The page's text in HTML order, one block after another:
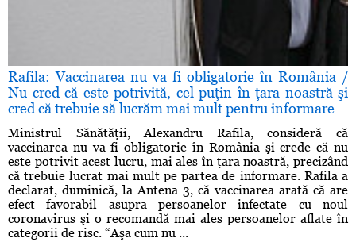
Rafila: Vaccinarea nu va fi obligatorie în România /
Nu cred că este potrivită, cel puţin în ţara noastră şi
cred că trebuie să lucrăm mai mult pentru informare
Ministrul Sănătăţii, Alexandru Rafila, consideră că
vaccinarea nu va fi obligatorie în România şi crede că nu
este potrivit acest lucru, mai ales în ţara noastră, precizând
că trebuie lucrat mai mult pe partea de informare. Rafila a
declarat, duminică, la Antena 3, că vaccinarea arată că are
efect favorabil asupra persoanelor infectate cu noul
coronavirus şi o recomandă mai ales persoanelor aflate în
categorii de risc. “Aşa cum nu ...